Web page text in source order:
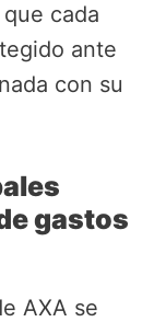
cada
ante
con su
gastos
AXA se